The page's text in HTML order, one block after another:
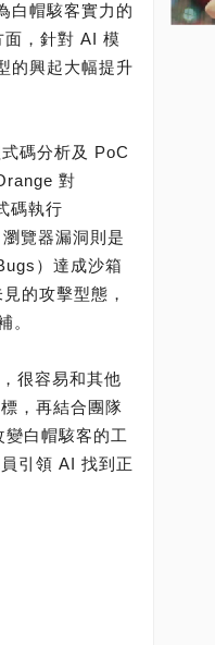
白帽駭客實力的
，針對 AI 模
的興起大幅提升
碼分析及 PoC
對
碼執行
覽器漏洞則是
）達成沙箱
的攻擊型態，
。
很容易和其他
，再結合團隊
白帽駭客的工
引領 AI 找到正